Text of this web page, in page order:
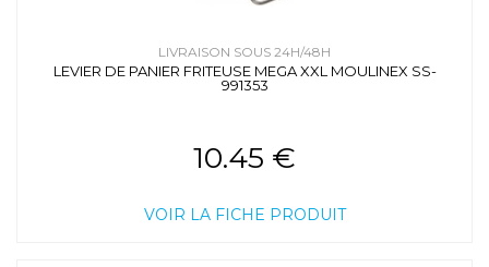
LIVRAISON SOUS 24H/48H
LEVIER DE PANIER FRITEUSE MEGA XXL MOULINEX SS-
991353
10.45 €
VOIR LA FICHE PRODUIT